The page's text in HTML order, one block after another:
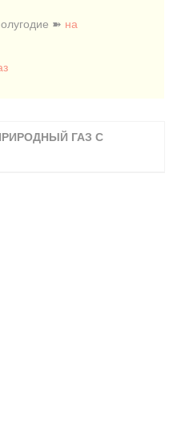
➽ на
ГАЗ С